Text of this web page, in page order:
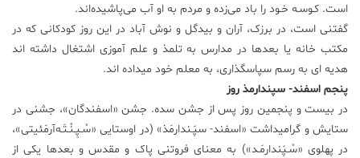
مجله
فرهنگی
و
هنری
است. کـوسـه خـود را باد می‌زده و مردم به او آب می‌پاشیده‌اند.
گفتنی است، در برزک، آران و بیدگل و نوش آباد در این روز کودکانی که در
مکتب خانه یا بعدها در مدارس به تلمذ و علم آموزی اشتغال داشته اند
هدیه ای به رسم سپاسگذاری، به معلم خود میداده اند.
پنجم اسفند- سپندارمذ روز
در بیست و پنجمین روز پس از جشن سده. جشن «اسفندگان»، جشنی در
ستایش و گرامیداشت «اسفند- سپَـندارمَذ» (در اوستایی «سْـپِـنْـتَـه‌آرمَئیتی»،
در پهلوی «سْـپَندارمَـد») به معنای فروتنی پاک و مقدس و بعدها یکی از